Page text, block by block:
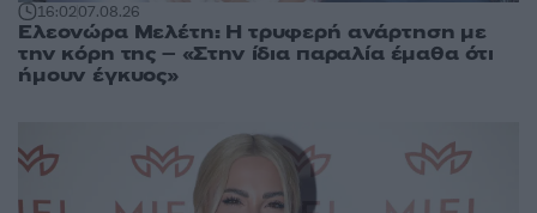
16:0207.08.26
Ελεονώρα Μελέτη: Η τρυφερή ανάρτηση με
την κόρη της – «Στην ίδια παραλία έμαθα ότι
ήμουν έγκυος»